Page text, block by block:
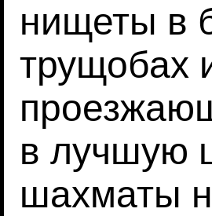
нищеты в
трущобах
в лучшую
шахматы